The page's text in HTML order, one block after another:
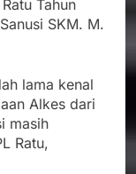
Tahun
SKM. M.
lama kenal
Alkes dari
masih
Ratu,